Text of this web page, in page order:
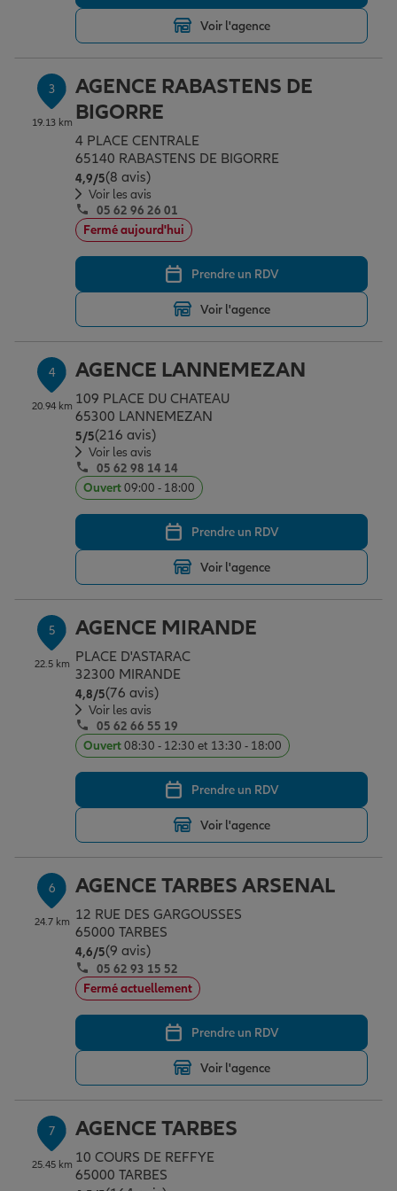
Garantie des accidents de la vie
Assurance scolaire
Protection juridique
Tous nos devis d'assurance
Voir l'agence
3
19.13 km
AGENCE RABASTENS DE
BIGORRE
4 PLACE CENTRALE
65140 RABASTENS DE BIGORRE
4,9/5Note de 4.9 sur 5
(8 avis)
Voir les avis
05 62 96 26 01
Fermé aujourd'hui
Prendre un RDV
Voir l'agence
4
20.94 km
AGENCE LANNEMEZAN
109 PLACE DU CHATEAU
65300 LANNEMEZAN
5/5Note de 5 sur 5
(216 avis)
Voir les avis
05 62 98 14 14
Ouvert09:00 - 18:00
Prendre un RDV
Voir l'agence
5
22.5 km
AGENCE MIRANDE
PLACE D'ASTARAC
32300 MIRANDE
4,8/5Note de 4.8 sur 5
(76 avis)
Voir les avis
05 62 66 55 19
Ouvert08:30 - 12:30 et 13:30 - 18:00
Prendre un RDV
Voir l'agence
6
24.7 km
AGENCE TARBES ARSENAL
12 RUE DES GARGOUSSES
65000 TARBES
4,6/5Note de 4.6 sur 5
(9 avis)
05 62 93 15 52
Fermé actuellement
Prendre un RDV
Voir l'agence
7
25.45 km
AGENCE TARBES
10 COURS DE REFFYE
65000 TARBES